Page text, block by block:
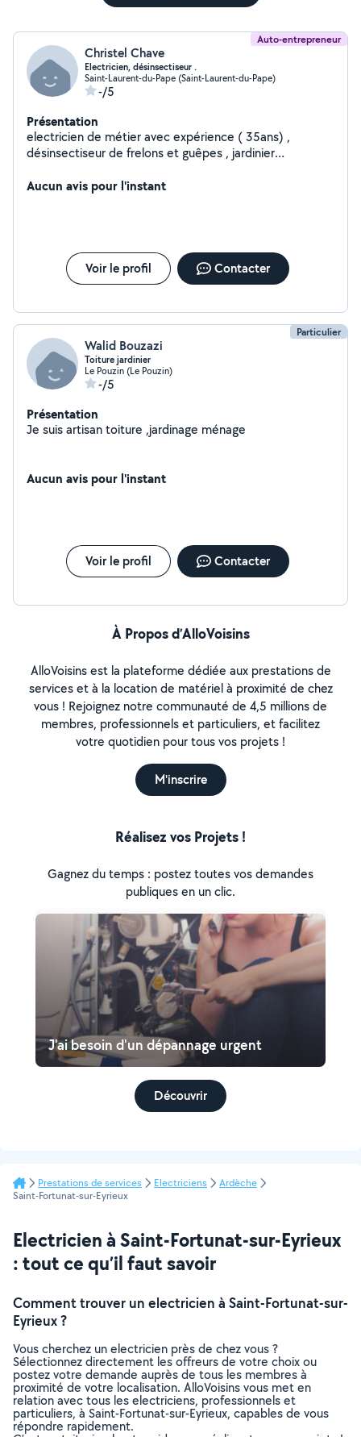
Auto-entrepreneur
Christel Chave
Electricien, désinsectiseur .
Saint-Laurent-du-Pape (Saint-Laurent-du-Pape)
-/5
Présentation
electricien de métier avec expérience ( 35ans) ,
désinsectiseur de frelons et guêpes , jardinier
Aucun avis pour l'instant
Voir le profil Contacter
Particulier
Walid Bouzazi
Toiture jardinier
Le Pouzin (Le Pouzin)
-/5
Présentation
Je suis artisan toiture ,jardinage ménage
Aucun avis pour l'instant
Voir le profil Contacter
À Propos d’AlloVoisins
AlloVoisins est la plateforme dédiée aux prestations de
services et à la location de matériel à proximité de chez
vous ! Rejoignez notre communauté de 4,5 millions de
membres, professionnels et particuliers, et facilitez
votre quotidien pour tous vos projets !
M'inscrire
Réalisez vos Projets !
Gagnez du temps : postez toutes vos demandes
publiques en un clic.
J'ai besoin d'un dépannage urgent
Découvrir
Prestations de services Electriciens
Ardèche
Saint-Fortunat-sur-Eyrieux
Electricien à Saint-Fortunat-sur-Eyrieux
: tout ce qu’il faut savoir
Comment trouver un electricien à Saint-Fortunat-sur-
Eyrieux ?
Vous cherchez un electricien près de chez vous ?
Sélectionnez directement les offreurs de votre choix ou
postez votre demande auprès de tous les membres à
proximité de votre localisation. AlloVoisins vous met en
relation avec tous les electriciens, professionnels et
particuliers, à Saint-Fortunat-sur-Eyrieux, capables de vous
répondre rapidement.